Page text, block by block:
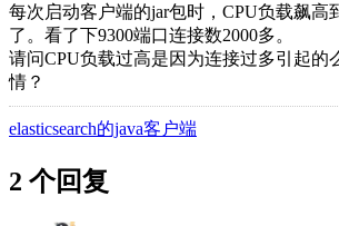
每次启动客户端的jar包时，CPU负载飙高
了。看了下9300端口连接数2000多。
请问CPU负载过高是因为连接过多引起的
情？
elasticsearch的java客户端
2 个回复